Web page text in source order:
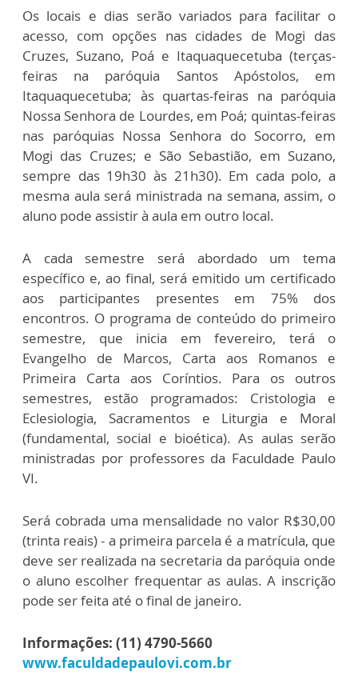
Os locais e dias serão variados para facilitar o
acesso, com opções nas cidades de Mogi das
Cruzes, Suzano, Poá e Itaquaquecetuba (terças-
feiras na paróquia Santos Apóstolos, em
Itaquaquecetuba; às quartas-feiras na paróquia
Nossa Senhora de Lourdes, em Poá; quintas-feiras
nas paróquias Nossa Senhora do Socorro, em
Mogi das Cruzes; e São Sebastião, em Suzano,
sempre das 19h30 às 21h30). Em cada polo, a
mesma aula será ministrada na semana, assim, o
aluno pode assistir à aula em outro local.
A cada semestre será abordado um tema
específico e, ao final, será emitido um certificado
aos participantes presentes em 75% dos
encontros. O programa de conteúdo do primeiro
semestre, que inicia em fevereiro, terá o
Evangelho de Marcos, Carta aos Romanos e
Primeira Carta aos Coríntios. Para os outros
semestres, estão programados: Cristologia e
Eclesiologia, Sacramentos e Liturgia e Moral
(fundamental, social e bioética). As aulas serão
ministradas por professores da Faculdade Paulo
VI.
Será cobrada uma mensalidade no valor R$30,00
(trinta reais) - a primeira parcela é a matrícula, que
deve ser realizada na secretaria da paróquia onde
o aluno escolher frequentar as aulas. A inscrição
pode ser feita até o final de janeiro.
Informações: (11) 4790-5660
www.faculdadepaulovi.com.br